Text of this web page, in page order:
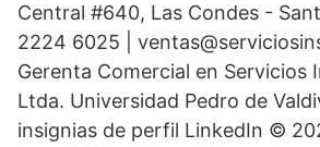
Central #640, Las Condes -
2224 6025 |
Gerenta Comercial en Servicios
Ltda. Universidad Pedro de
insignias de perfil LinkedIn ©